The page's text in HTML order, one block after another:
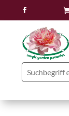
